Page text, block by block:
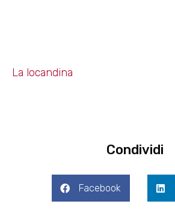
La locandina
Condividi
Facebook